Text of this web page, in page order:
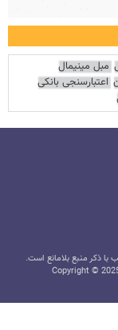
مبل مینیمال
اعتبارسنجی بانکی
ذکر منبع بلامانع است.
Copyright ©